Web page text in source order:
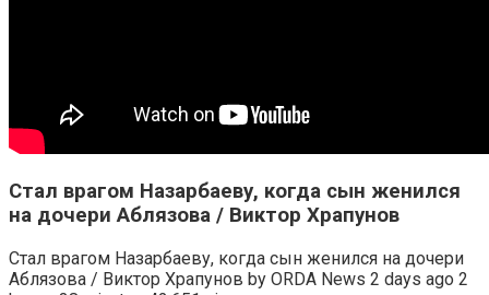
Стал врагом Назарбаеву, когда сын женился
на дочери Аблязова / Виктор Храпунов
Стал врагом Назарбаеву, когда сын женился на дочери
Аблязова / Виктор Храпунов by ORDA News 2 days ago 2